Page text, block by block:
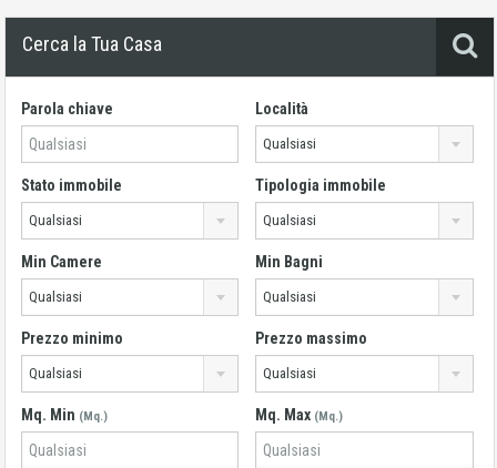
Cerca la Tua Casa
Parola chiave Località
Qualsiasi
Stato immobile
Qualsiasi
Tipologia immobile
Qualsiasi
Min Camere
Qualsiasi
Min Bagni
Qualsiasi
Prezzo minimo
Qualsiasi
Prezzo massimo
Qualsiasi
Mq. Min (Mq.) Mq. Max (Mq.)